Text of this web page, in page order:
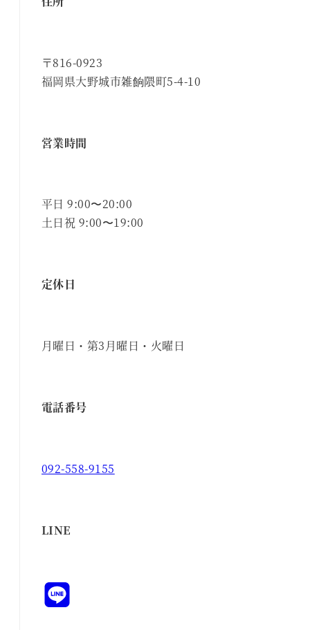
〒816-0923
福岡県大野城市雑餉隈町5-4-10
営業時間
平日 9:00〜20:00
土日祝 9:00〜19:00
定休日
月曜日・第3月曜日・火曜日
電話番号
092-558-9155
LINE